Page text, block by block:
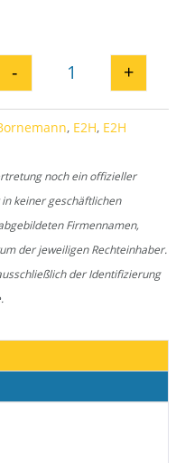
Grease
- +
, E2H, E2H
noch ein offizieller
keiner geschäftlichen
Firmennamen,
der jeweiligen Rechteinhaber.
der Identifizierung